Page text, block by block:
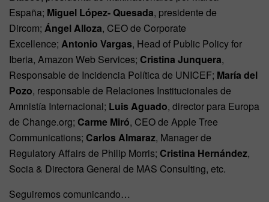
España; Miguel López- Quesada, presidente de
Dircom; Ángel Alloza, CEO de Corporate
Excellence; Antonio Vargas, Head of Public Policy for
Iberia, Amazon Web Services; Cristina Junquera,
Responsable de Incidencia Política de UNICEF; María del
Pozo, responsable de Relaciones Institucionales de
Amnistía Internacional; Luis Aguado, director para Europa
de Change.org; Carme Miró, CEO de Apple Tree
Communications; Carlos Almaraz, Manager de
Regulatory Affairs de Philip Morris; Cristina Hernández,
Socia & Directora General de MAS Consulting, etc.
Seguiremos comunicando…